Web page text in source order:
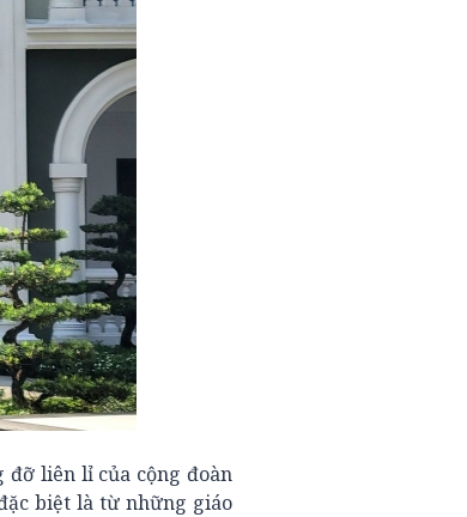
liên lỉ của cộng đoàn
biệt là từ những giáo